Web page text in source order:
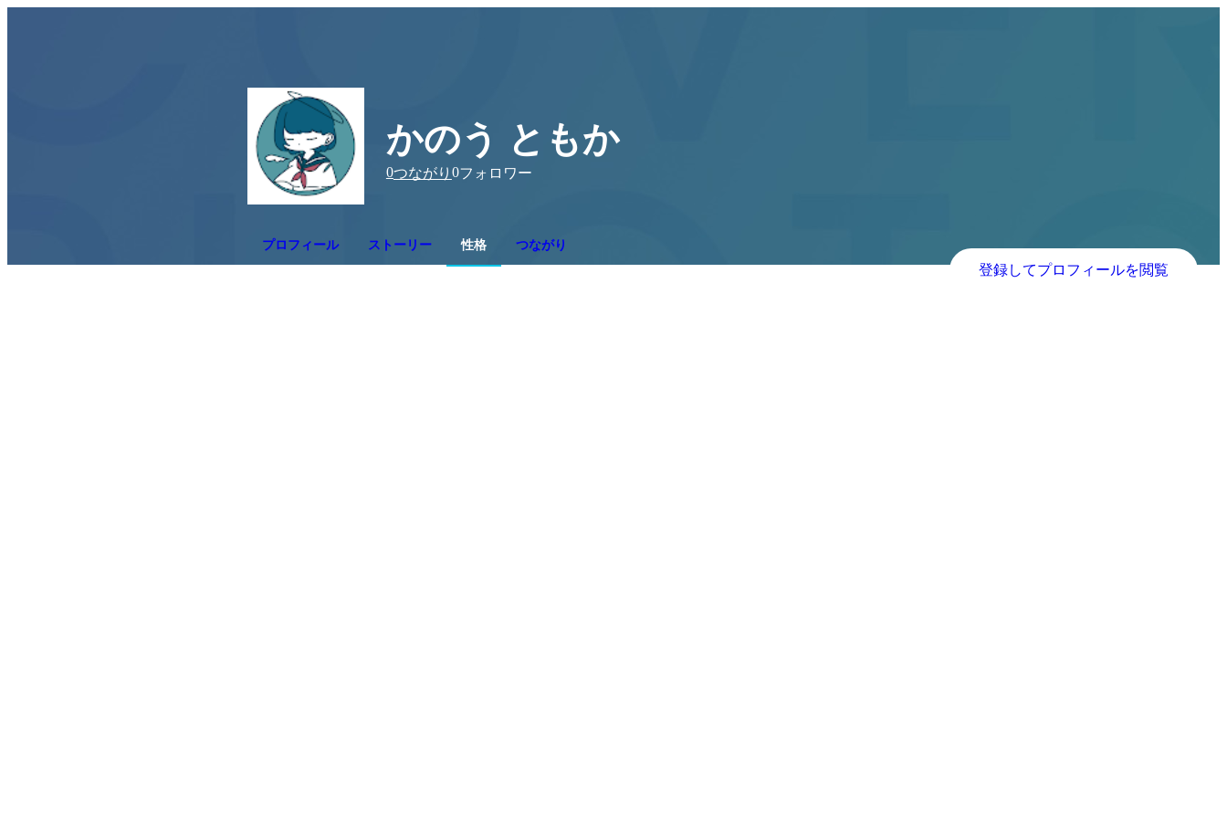
かのう ともか
0つながり 0フォロワー
プロフィール ストーリー 性格 つながり
登録してプロフィールを閲覧